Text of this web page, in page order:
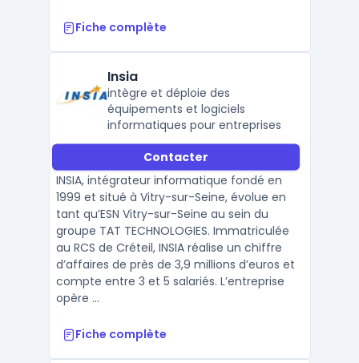
Fiche complète
Insia
intègre et déploie des
équipements et logiciels
informatiques pour entreprises
Contacter
INSIA, intégrateur informatique fondé en
1999 et situé à Vitry-sur-Seine, évolue en
tant qu’ESN Vitry-sur-Seine au sein du
groupe TAT TECHNOLOGIES. Immatriculée
au RCS de Créteil, INSIA réalise un chiffre
d’affaires de près de 3,9 millions d’euros et
compte entre 3 et 5 salariés. L’entreprise
opère ...
Fiche complète